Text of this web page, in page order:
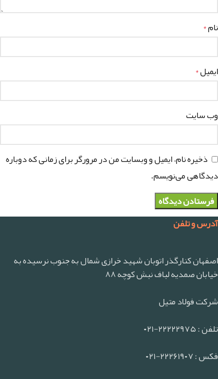
نام*
ایمیل*
وب‌ سایت
ذخیره نام، ایمیل و وبسایت من در مرورگر برای زمانی که دوباره
دیدگاهی می‌نویسم.
آدرس و تلفن
اصفهان کنارگذر اتوبان شهید خرازی شمال به جنوب نرسیده به
خیابان صمدیه لباف نبش کوچه ۸۸
شرکت فولاد متیل
تلفن : ۲۲۲۲۲۹۷۵-۰۲۱
فکس : ۲۲۲۶۱۹۰۷-۰۲۱